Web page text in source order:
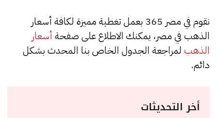
نقوم في مصر 365 بعمل تغطية مميزة لكافة أسعار
الذهب في مصر، يمكنك الاطلاع على صفحة أسعار
الذهب لمراجعة الجدول الخاص بنا المحدث بشكل
دائم.
أخر التحديثات